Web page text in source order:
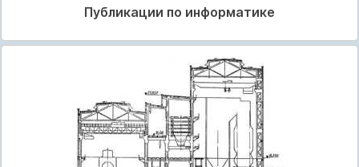
Публикации по информатике